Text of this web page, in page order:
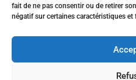
fait de ne pas consentir ou de retirer
négatif sur certaines caractéristiques